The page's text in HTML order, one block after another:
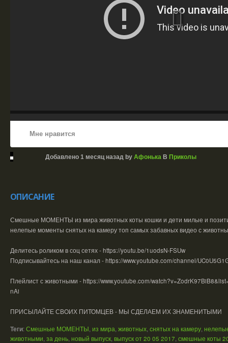
Мне нравится
Добавлено 1 месяц назадby АфонькаВ Приколы
ОПИСАНИЕ
Смешные МОМЕНТЫ из мира животных коты кошки и дети милые и
нелепые моменты снятых на камеру топ самых забавных видео с
Делитесь роликом в соц сетях - https://youtu.be/1uodsN-FSUw
Подписывайтесь на наш канал - https://www.youtube.com/channel/
Плейлист с животными - https://www.youtube.com/
nAi
ПРИСЫЛАЙТЕ СВОИХ ПИТОМЦЕВ - МЫ СДЕЛАЕМ ИХ ЗНАМЕНИТЫМИ
Теги: Смешные МОМЕНТЫ из мира животных снятых на камеру
животными за день новый выпуск выпуск от 20 05 2017 смешные коты